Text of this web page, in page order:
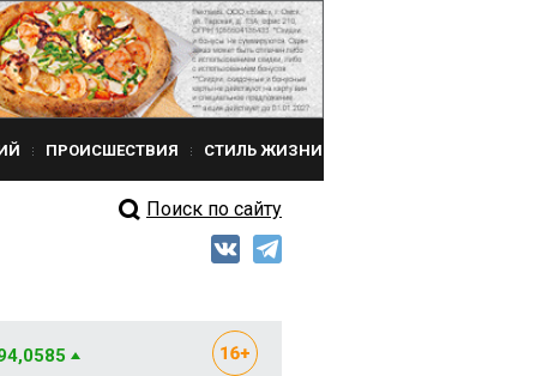
ПРОИСШЕСТВИЯ СТИЛЬ ЖИЗНИ
Поиск по сайту